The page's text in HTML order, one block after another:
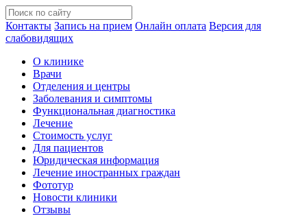
Контакты Запись на прием Онлайн оплата Версия для
слабовидящих
О клинике
Врачи
Отделения и центры
Заболевания и симптомы
Функциональная диагностика
Лечение
Стоимость услуг
Для пациентов
Юридическая информация
Лечение иностранных граждан
Фототур
Новости клиники
Отзывы